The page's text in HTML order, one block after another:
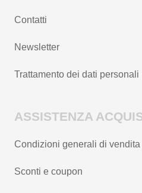
Contatti
Newsletter
Trattamento dei dati personali
ASSISTENZA
Condizioni generali di vendita
Sconti e coupon